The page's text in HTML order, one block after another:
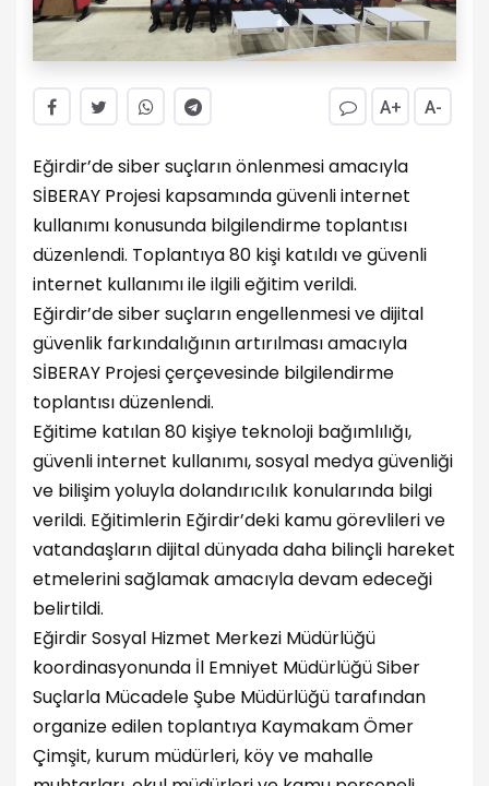
A+ A-
Eğirdir’de siber suçların önlenmesi amacıyla
SİBERAY Projesi kapsamında güvenli internet
kullanımı konusunda bilgilendirme toplantısı
düzenlendi. Toplantıya 80 kişi katıldı ve güvenli
internet kullanımı ile ilgili eğitim verildi.
Eğirdir’de siber suçların engellenmesi ve dijital
güvenlik farkındalığının artırılması amacıyla
SİBERAY Projesi çerçevesinde bilgilendirme
toplantısı düzenlendi.
Eğitime katılan 80 kişiye teknoloji bağımlılığı,
güvenli internet kullanımı, sosyal medya güvenliği
ve bilişim yoluyla dolandırıcılık konularında bilgi
verildi. Eğitimlerin Eğirdir’deki kamu görevlileri ve
vatandaşların dijital dünyada daha bilinçli hareket
etmelerini sağlamak amacıyla devam edeceği
belirtildi.
Eğirdir Sosyal Hizmet Merkezi Müdürlüğü
koordinasyonunda İl Emniyet Müdürlüğü Siber
Suçlarla Mücadele Şube Müdürlüğü tarafından
organize edilen toplantıya Kaymakam Ömer
Çimşit, kurum müdürleri, köy ve mahalle